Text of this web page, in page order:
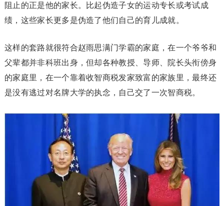
阻止的正是他的家长。比起伪造子女的运动专长或考试成
绩，这些家长更多是伪造了他们自己的育儿成就。
这样的套路就很符合赵雨思满门学霸的家庭，在一个爷爷和
父辈都并非科班出身，但却各种教授、导师、院长头衔傍身
的家庭里，在一个靠着收智商税发家致富的家族里，最终还
是没有逃过对名牌大学的执念，自己交了一次智商税。